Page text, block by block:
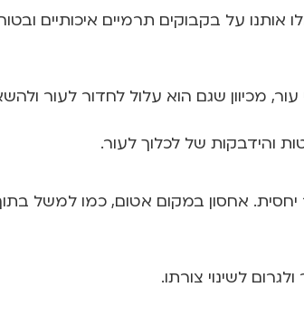
על בקבוקים תרמיים איכותיים
מכיוון שגם הוא עלול לחדור לעור
והידבקות של לכלוך לעור.
אחסון במקום אטום, כמו למשל בתוך
לשינוי צורתו.